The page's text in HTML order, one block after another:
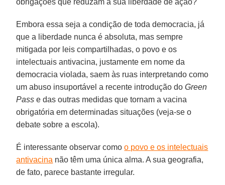
Embora essa seja a condição de toda democracia, já
que a liberdade nunca é absoluta, mas sempre
mitigada por leis compartilhadas, o povo e os
intelectuais antivacina, justamente em nome da
democracia violada, saem às ruas interpretando como
um abuso insuportável a recente introdução doGreen
Pass e das outras medidas que tornam a vacina
obrigatória em determinadas situações (veja-se o
debate sobre a escola).
É interessante observar comoo povo e os intelectuais
antivacina não têm uma única alma. A sua geografia,
de fato, parece bastante irregular.